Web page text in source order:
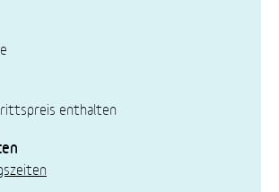
enthalten